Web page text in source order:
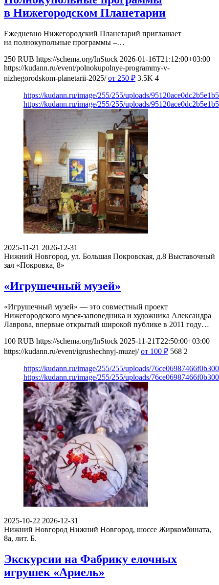
в Нижегородском Планетарии
Ежедневно Нижегородский Планетарий приглашает
на полнокупольные программы –…
250 RUB https://schema.org/InStock 2026-01-16T21:12:00+03:00
https://kudann.ru/event/polnokupolnye-programmy-v-
nizhegorodskom-planetarii-2025/ от 250 ₽ 3.5K 4
https://kudann.ru/image/255/255/uploads/
https://kudann.ru/image/255/255/uploads/
2025-11-21 2026-12-31
Нижний Новгород, ул. Большая Покровская, д.8 Выставочный
зал «Покровка, 8»
«Игрушечный музей»
«Игрушечный музей» — это совместный проект
Нижегородского музея-заповедника и художника Александра
Лаврова, впервые открытый широкой публике в 2011 году…
100 RUB https://schema.org/InStock 2025-11-21T22:50:00+03:00
https://kudann.ru/event/igrushechnyj-muzej/ от 100 ₽ 568 2
https://kudann.ru/image/255/255/uploads/
https://kudann.ru/image/255/255/uploads/
2025-10-22 2026-12-31
Нижний Новгород Нижний Новгород, шоссе Жиркомбината,
8а, лит. Б.
Экскурсии на Фабрику елочных
игрушек «Ариель»